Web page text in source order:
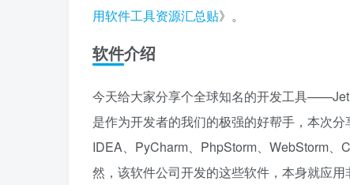
用软件工具资源汇总贴》。
软件介绍
今天给大家分享个全球知名的开发工具
是作为开发者的我们的极强的好帮手，本次
IDEA、PyCharm、PhpStorm、WebStorm
然，该软件公司开发的这些软件，本身就应